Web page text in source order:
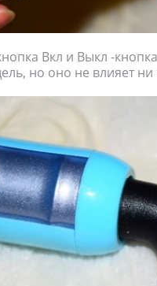
Вкл и Выкл -
но оно не влияет ни